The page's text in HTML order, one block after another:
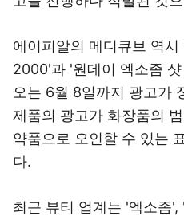
에이피알의 메디큐브 역
2000'과 '원데이 엑소좀
오는 6월 8일까지 광고가
제품의 광고가 화장품의
약품으로 오인할 수 있는
다.
최근 뷰티 업계는 '엑소좀